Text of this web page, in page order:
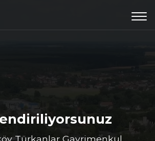
Türkanlar Gayrimenkul